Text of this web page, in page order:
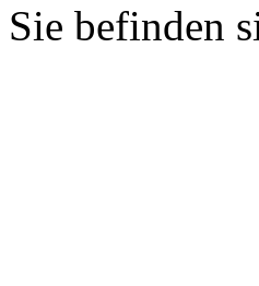
Sie befinden